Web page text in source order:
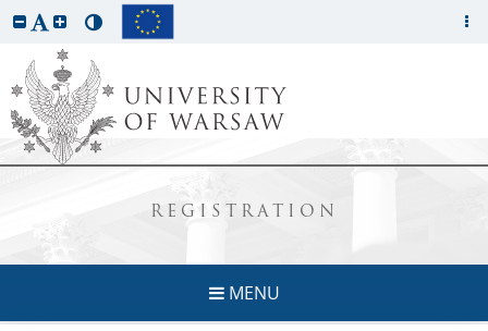
REGISTRATION
MENU